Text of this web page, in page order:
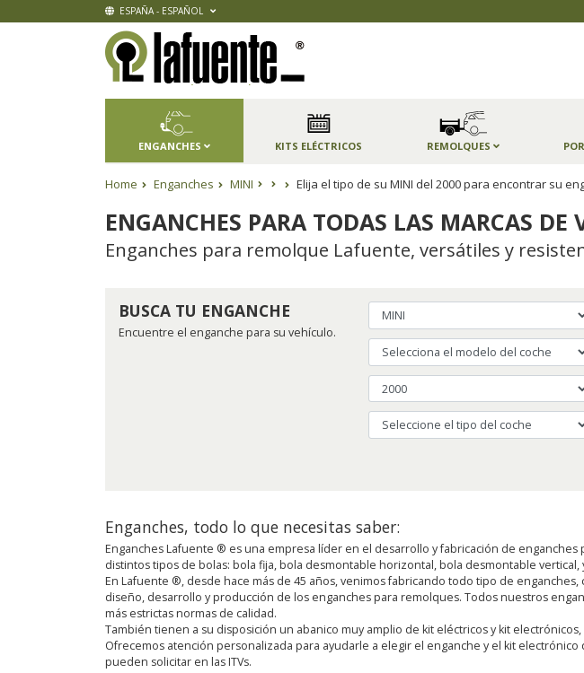
ESPAÑA - ESPAÑOL
ENGANCHES KITS ELÉCTRICOS REMOLQUES
Home Enganches MINI Elija el tipo de su MINI del 2000 para encontrar su
ENGANCHES PARA TODAS LAS MARCAS DE
Enganches para remolque Lafuente, versátiles y
BUSCA TU ENGANCHE
Encuentre el enganche para su vehículo.
Enganches, todo lo que necesitas saber:
Enganches Lafuente ® es una empresa líder en el desarrollo y fabricación de
distintos tipos de bolas: bola fija, bola desmontable horizontal, bola desmontable
En Lafuente ®, desde hace más de 45 años, venimos fabricando todo tipo de
diseño, desarrollo y producción de los enganches para remolques. Todos nuestros
más estrictas normas de calidad.
También tienen a su disposición un abanico muy amplio de kit eléctricos y kit
Ofrecemos atención personalizada para ayudarle a elegir el enganche y el kit
pueden solicitar en las ITVs.